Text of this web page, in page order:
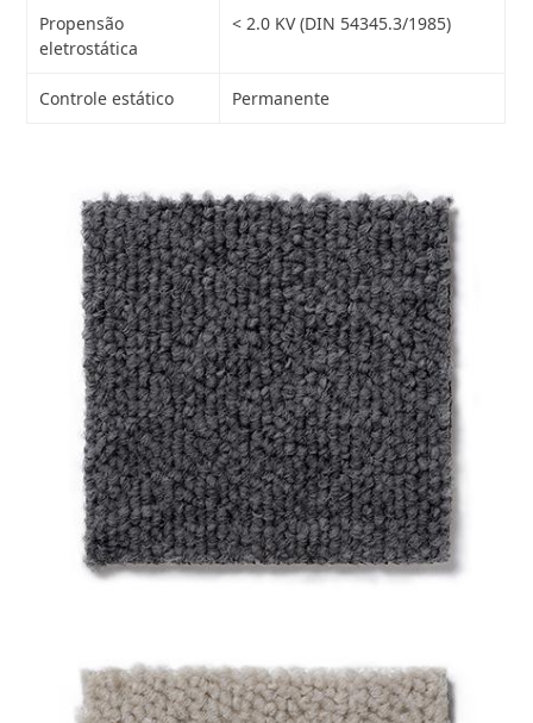
Propensão
eletrostática
< 2.0 KV (DIN 54345.3/1985)
Controle estático Permanente